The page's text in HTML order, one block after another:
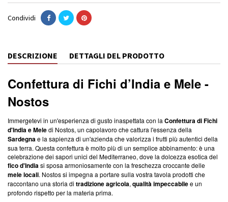
Condividi
DESCRIZIONE DETTAGLI DEL PRODOTTO
Confettura di Fichi d’India e Mele -
Nostos
Immergetevi in un'esperienza di gusto inaspettata con la Confettura di Fichi
d'India e Meledi Nostos, un capolavoro che cattura l'essenza della
Sardegnae la sapienza di un'azienda che valorizza i frutti più autentici della
sua terra. Questa confettura è molto più di un semplice abbinamento: è una
celebrazione dei sapori unici del Mediterraneo, dove la dolcezza esotica del
fico d'Indiasi sposa armoniosamente con la freschezza croccante delle
mele locali. Nostos si impegna a portare sulla vostra tavola prodotti che
raccontano una storia di tradizione agricola, qualità impeccabilee un
profondo rispetto per la materia prima.